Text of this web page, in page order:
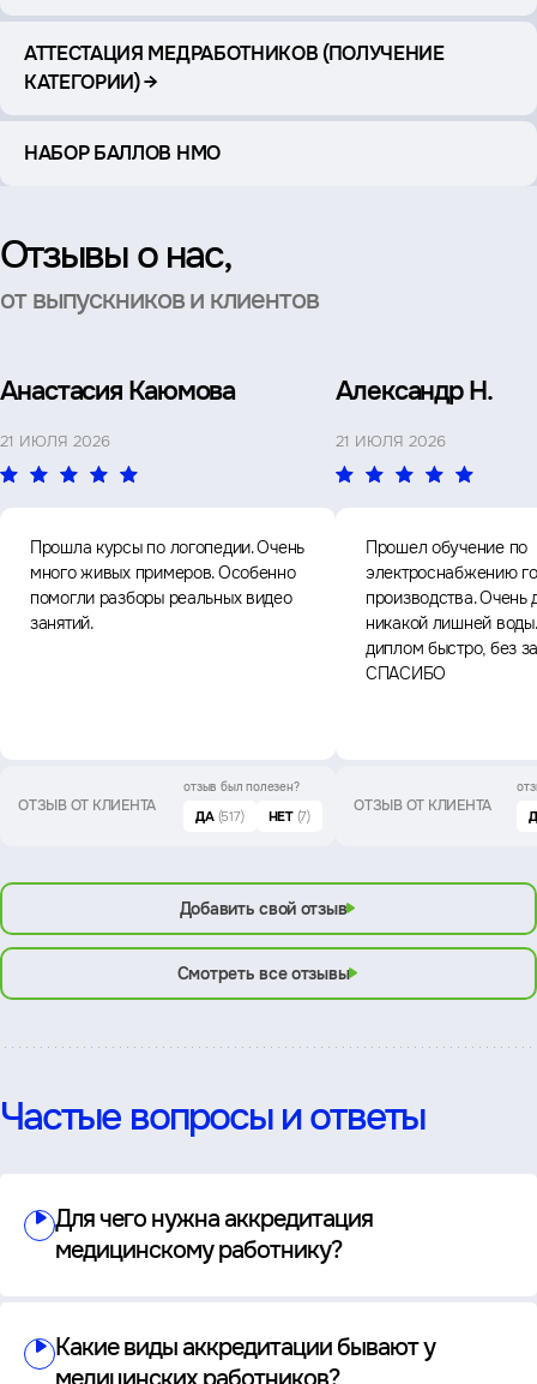
АТТЕСТАЦИЯ МЕДРАБОТНИКОВ (ПОЛУЧЕНИЕ
КАТЕГОРИИ) →
НАБОР БАЛЛОВ НМО
Отзывы о нас,
от выпускников и клиентов
Анастасия Каюмова
21 ИЮЛЯ 2026
Прошла курсы по логопедии. Очень
много живых примеров. Особенно
помогли разборы реальных видео
занятий.
ОТЗЫВ ОТ КЛИЕНТА
отзыв был полезен?
ДА (517) НЕТ (7)
Александр Н.
21 ИЮЛЯ 2026
Прошел обучение по
электроснабжению
производства. Очень
никакой лишней
диплом быстро, без
СПАСИБО
ОТЗЫВ ОТ КЛИЕНТА
Добавить свой отзыв
Смотреть все отзывы
Частые вопросы и ответы
Для чего нужна аккредитация
медицинскому работнику?
Какие виды аккредитации бывают у